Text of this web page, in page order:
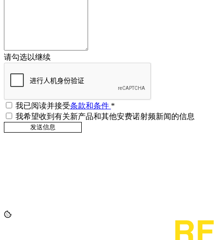
请勾选以继续
我已阅读并接受条款和条件 *
我希望收到有关新产品和其他安费诺射频新闻的信息